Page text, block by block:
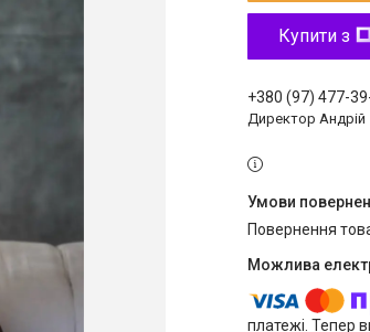
Купити з
+380 (97) 477-
Директор Андрій
повернення
платежі. Тепер